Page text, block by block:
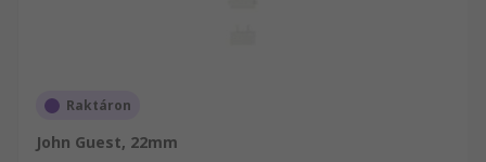
Raktáron
John Guest, 22mm